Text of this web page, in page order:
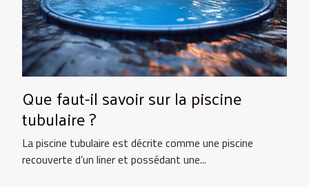
Que faut-il savoir sur la piscine
tubulaire ?
La piscine tubulaire est décrite comme une piscine
recouverte d’un liner et possédant une...